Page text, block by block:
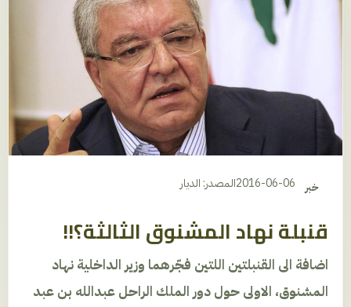
خبر 2016-06-06المصدر: الديار
قنبلة نهاد المشنوق الثالثة؟!!
اضافة الى القنبلتين اللتين فجّرهما وزير الداخلية نهاد
المشنوق، الاولى حول دور الملك الراحل عبدالله بن عبد